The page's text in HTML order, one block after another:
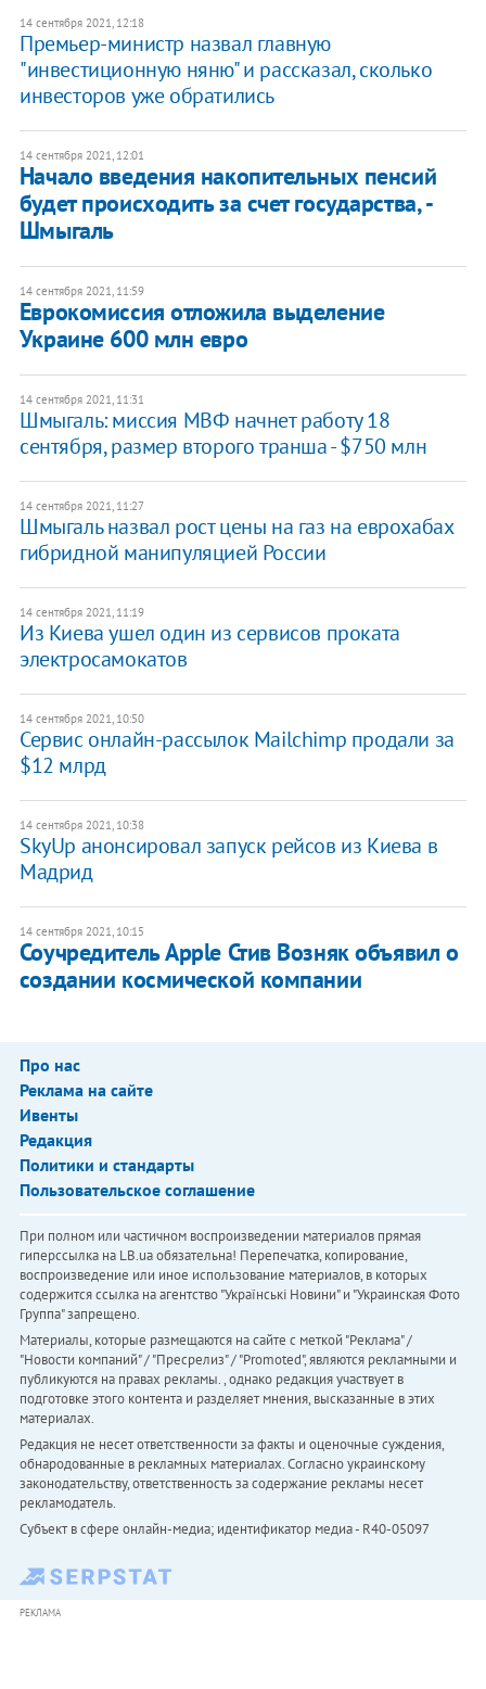
14 сентября 2021, 12:18
Премьер-министр назвал главную
"инвестиционную няню" и рассказал, сколько
инвесторов уже обратились
14 сентября 2021, 12:01
Начало введения накопительных пенсий
будет происходить за счет государства, -
Шмыгаль
14 сентября 2021, 11:59
Еврокомиссия отложила выделение
Украине 600 млн евро
14 сентября 2021, 11:31
Шмыгаль: миссия МВФ начнет работу 18
сентября, размер второго транша - $750 млн
14 сентября 2021, 11:27
Шмыгаль назвал рост цены на газ на еврохабах
гибридной манипуляцией России
14 сентября 2021, 11:19
Из Киева ушел один из сервисов проката
электросамокатов
14 сентября 2021, 10:50
Сервис онлайн-рассылок Mailchimp продали за
$12 млрд
14 сентября 2021, 10:38
SkyUp анонсировал запуск рейсов из Киева в
Мадрид
14 сентября 2021, 10:15
​Соучредитель Apple Стив Возняк объявил о
создании космической компании
Про нас
Реклама на сайте
Ивенты
Редакция
Политики и стандарты
Пользовательское соглашение
При полном или частичном воспроизведении материалов прямая
гиперссылка на LB.ua обязательна! Перепечатка, копирование,
воспроизведение или иное использование материалов, в которых
содержится ссылка на агентство "Українськi Новини" и "Украинская Фото
Группа" запрещено.
Материалы, которые размещаются на сайте с меткой "Реклама" /
"Новости компаний" / "Пресрелиз" / "Promoted", являются рекламными и
публикуются на правах рекламы. , однако редакция участвует в
подготовке этого контента и разделяет мнения, высказанные в этих
материалах.
Редакция не несет ответственности за факты и оценочные суждения,
обнародованные в рекламных материалах. Согласно украинскому
законодательству, ответственность за содержание рекламы несет
рекламодатель.
Субъект в сфере онлайн-медиа; идентификатор медиа - R40-05097
РЕКЛАМА